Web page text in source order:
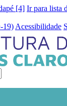
[4] Ir para lista
19) Acessibilidade